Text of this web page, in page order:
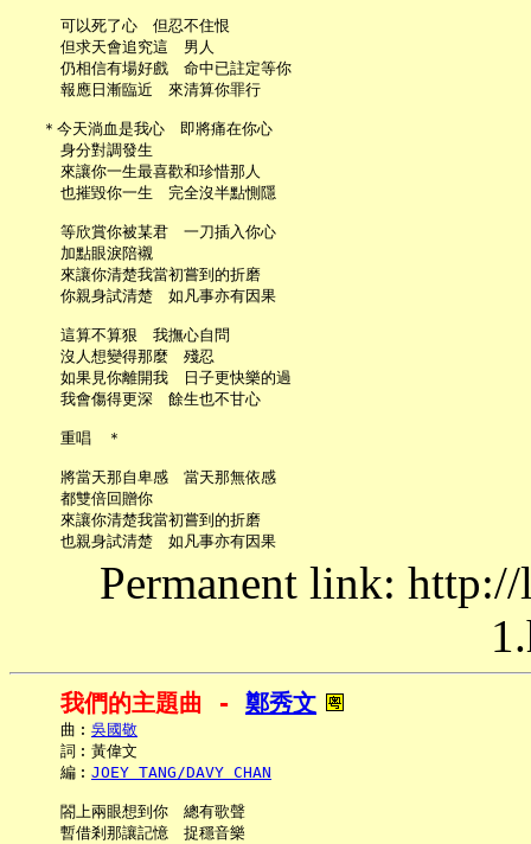
     可以死了心　但忍不住恨
     但求天會追究這　男人
     仍相信有場好戲　命中已註定等你
     報應日漸臨近　來清算你罪行
   ＊今天淌血是我心　即將痛在你心
     身分對調發生
     來讓你一生最喜歡和珍惜那人
     也摧毀你一生　完全沒半點惻隱
     等欣賞你被某君　一刀插入你心
     加點眼淚陪襯
     來讓你清楚我當初嘗到的折磨
     你親身試清楚　如凡事亦有因果
     這算不算狠　我撫心自問
     沒人想變得那麼　殘忍
     如果見你離開我　日子更快樂的過
     我會傷得更深　餘生也不甘心
     重唱　＊
     將當天那自卑感　當天那無依感
     都雙倍回贈你
     來讓你清楚我當初嘗到的折磨
Permanent link:
我們的主題曲 - 鄭秀文
     曲︰
吳國敬
     詞︰黃偉文
     編︰
JOEY TANG/DAVY CHAN
     閤上兩眼想到你　總有歌聲
     暫借剎那讓記憶　捉穩音樂